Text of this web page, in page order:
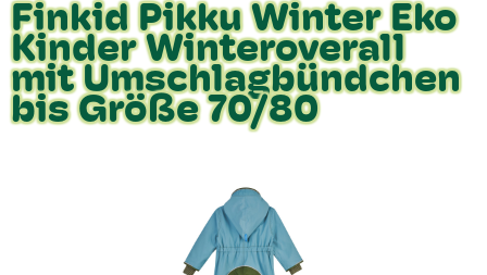
Finkid Pikku Winter Eko
Kinder Winteroverall
mit Umschlagbündchen
bis Größe 70/80